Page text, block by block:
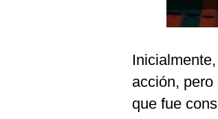
Inicialmente,
acción,
que fue